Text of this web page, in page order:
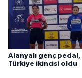
Alanyalı genç pedal,
Türkiye ikincisi oldu